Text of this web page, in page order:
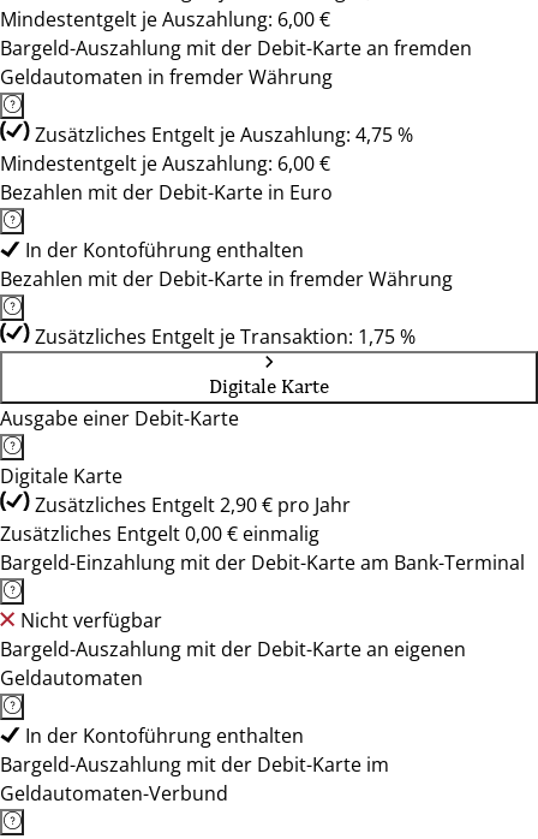
Mindestentgelt je Auszahlung: 6,00 €
Bargeld-Auszahlung mit der Debit-Karte an fremden
Geldautomaten in fremder Währung
Zusätzliches Entgelt je Auszahlung: 4,75 %
Mindestentgelt je Auszahlung: 6,00 €
Bezahlen mit der Debit-Karte in Euro
In der Kontoführung enthalten
Bezahlen mit der Debit-Karte in fremder Währung
Zusätzliches Entgelt je Transaktion: 1,75 %
Digitale Karte
Ausgabe einer Debit-Karte
Digitale Karte
Zusätzliches Entgelt 2,90 € pro Jahr
Zusätzliches Entgelt 0,00 € einmalig
Bargeld-Einzahlung mit der Debit-Karte am Bank-Terminal
Nicht verfügbar
Bargeld-Auszahlung mit der Debit-Karte an eigenen
Geldautomaten
In der Kontoführung enthalten
Bargeld-Auszahlung mit der Debit-Karte im
Geldautomaten-Verbund